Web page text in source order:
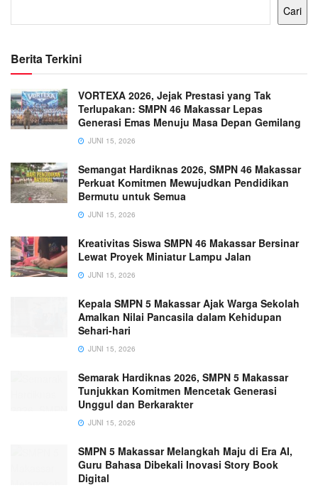
Cari
Berita Terkini
VORTEXA 2026, Jejak Prestasi yang Tak
Terlupakan: SMPN 46 Makassar Lepas
Generasi Emas Menuju Masa Depan Gemilang
JUNI 15, 2026
Semangat Hardiknas 2026, SMPN 46 Makassar
Perkuat Komitmen Mewujudkan Pendidikan
Bermutu untuk Semua
JUNI 15, 2026
Kreativitas Siswa SMPN 46 Makassar Bersinar
Lewat Proyek Miniatur Lampu Jalan
JUNI 15, 2026
Kepala SMPN 5 Makassar Ajak Warga Sekolah
Amalkan Nilai Pancasila dalam Kehidupan
Sehari-hari
JUNI 15, 2026
Semarak Hardiknas 2026, SMPN 5 Makassar
Tunjukkan Komitmen Mencetak Generasi
Unggul dan Berkarakter
JUNI 15, 2026
SMPN 5 Makassar Melangkah Maju di Era AI,
Guru Bahasa Dibekali Inovasi Story Book
Digital